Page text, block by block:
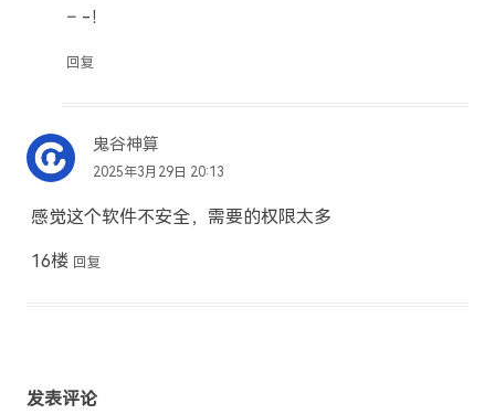
– -！
回复
鬼谷神算
2025年3月29日 20:13
感觉这个软件不安全，需要的权限太多
16楼 回复
发表评论